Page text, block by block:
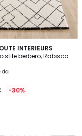
INTERIEURS
stile berbero, Rabisco
da
-30%